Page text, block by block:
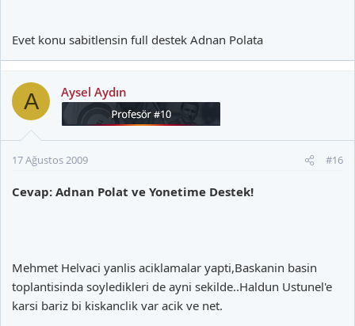
Evet konu sabitlensin full destek Adnan Polata
A Aysel Aydın
17 Ağustos 2009 #16
Cevap: Adnan Polat ve Yonetime Destek!
Mehmet Helvaci yanlis aciklamalar yapti,Baskanin basin
toplantisinda soyledikleri de ayni sekilde..Haldun Ustunel'e
karsi bariz bi kiskanclik var acik ve net.